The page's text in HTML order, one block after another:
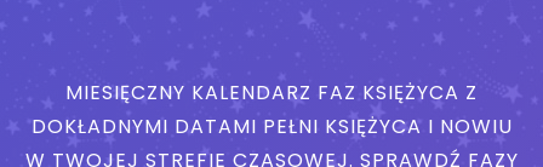
MIESIĘCZNY KALENDARZ FAZ KSIĘŻYCA Z
DOKŁADNYMI DATAMI PEŁNI KSIĘŻYCA I NOWIU
W TWOJEJ STREFIE CZASOWEJ. SPRAWDŹ FAZY